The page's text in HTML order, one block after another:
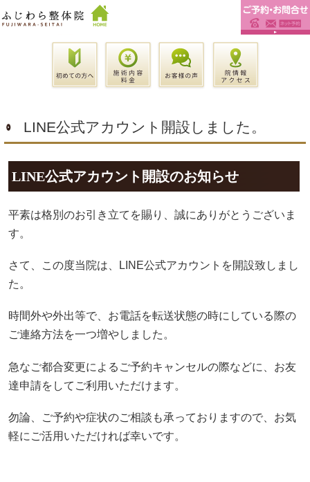
LINE公式アカウント開設しました。
LINE公式アカウント開設のお知らせ
平素は格別のお引き立てを賜り、誠にありがとうございま
す。
さて、この度当院は、LINE公式アカウントを開設致しまし
た。
時間外や外出等で、お電話を転送状態の時にしている際の
ご連絡方法を一つ増やしました。
急なご都合変更によるご予約キャンセルの際などに、お友
達申請をしてご利用いただけます。
勿論、ご予約や症状のご相談も承っておりますので、お気
軽にご活用いただければ幸いです。